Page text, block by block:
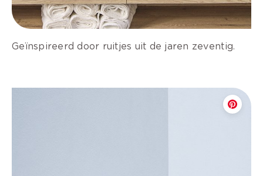
Geïnspireerd door ruitjes uit de jaren zeventig.